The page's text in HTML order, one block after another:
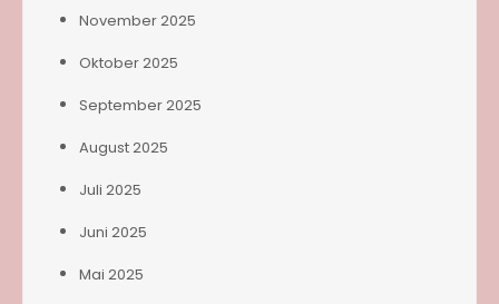
November 2025
Oktober 2025
September 2025
August 2025
Juli 2025
Juni 2025
Mai 2025